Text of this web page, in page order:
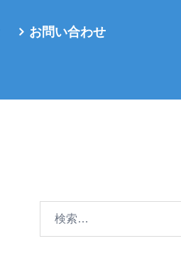
お問い合わせ